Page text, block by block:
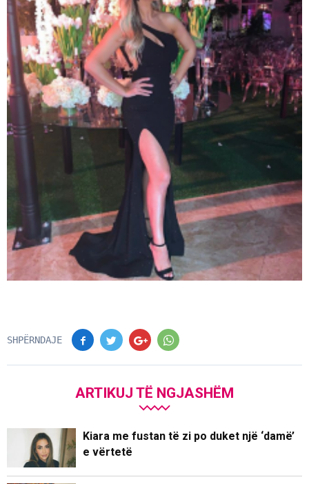
SHPËRNDAJE
ARTIKUJ TË NGJASHËM
Kiara me fustan të zi po duket një ‘damë’
e vërtetë